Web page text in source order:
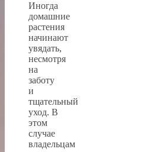
Иногда
домашние
растения
начинают
увядать,
несмотря
на
заботу
и
тщательный
уход. В
этом
случае
владельцам